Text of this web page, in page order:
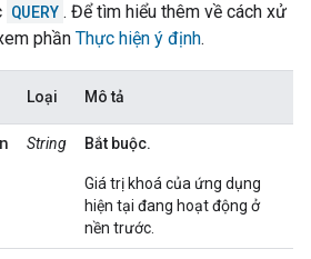
QUERY . Để tìm hiểu thêm về cách xử
phần Thực hiện ý định.
Loại Mô tả
String Bắt buộc.
Giá trị khoá của ứng dụng
hiện tại đang hoạt động ở
nền trước.